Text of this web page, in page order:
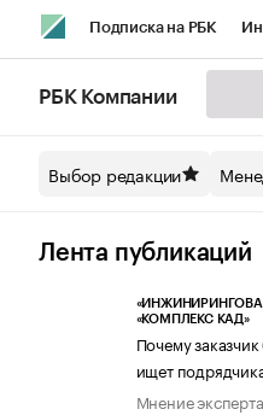
Подписка на РБК
Спецпроекты СПб
Технологии и медиа
РБК Компании
Выбор редакции
Лента публикаций
«КОМПЛЕКС КАД»
Почему
ищет
Мнение эксперта